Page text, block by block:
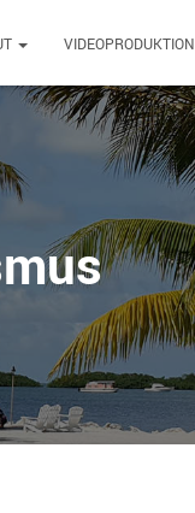
VIDEOPRODUKTION